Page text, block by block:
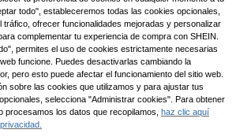
todo", estableceremos todas las cookies opcionales,
tráfico, ofrecer funcionalidades mejoradas y personalizar
complementar tu experiencia de compra con SHEIN.
permites el uso de cookies estrictamente necesarias
funcione. Puedes desactivarlas cambiando la
pero esto puede afectar el funcionamiento del sitio web.
sobre las cookies que utilizamos y para ajustar tus
selecciona "Administrar cookies". Para obtener
procesamos los datos que recopilamos, haz clic aquí